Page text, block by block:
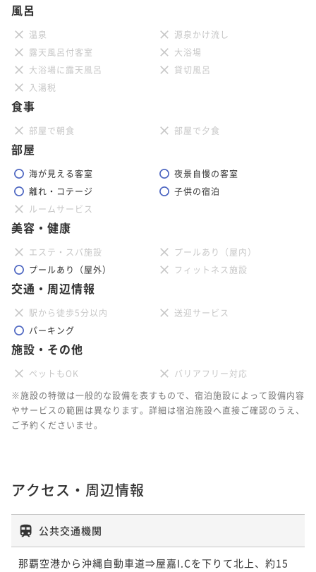
風呂
温泉
源泉かけ流し
露天風呂付客室
大浴場
大浴場に露天風呂
貸切風呂
入湯税
食事
部屋で朝食 部屋で夕食
部屋
海が見える客室
夜景自慢の客室
離れ・コテージ
子供の宿泊
ルームサービス
美容・健康
エステ・スパ施設
プールあり（屋内）
プールあり（屋外）
フィットネス施設
交通・周辺情報
駅から徒歩5分以内
送迎サービス
パーキング
施設・その他
ペットもOK
バリアフリー対応
※施設の特徴は一般的な設備を表すもので、宿泊施設によって設備内容
やサービスの範囲は異なります。詳細は宿泊施設へ直接ご確認のうえ、
ご予約くださいませ。
アクセス・周辺情報
公共交通機関
那覇空港から沖縄自動車道⇒屋嘉I.Cを下りて北上、約15